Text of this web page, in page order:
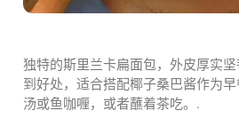
独特的斯里兰卡扁面包，外皮厚实
到好处，适合搭配椰子桑巴酱作为
汤或鱼咖喱，或者蘸着茶吃。.